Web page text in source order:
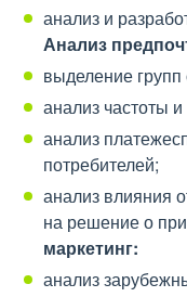
анализ и
Анализ
выделение
анализ частоты
анализ
потребителей;
анализ влияния
на решение о
маркетинг:
анализ